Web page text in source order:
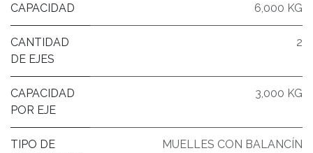
CAPACIDAD 6,000 KG
CANTIDAD
DE EJES
2
CAPACIDAD
POR EJE
3,000 KG
TIPO DE
MUELLES CON BALANCÍN